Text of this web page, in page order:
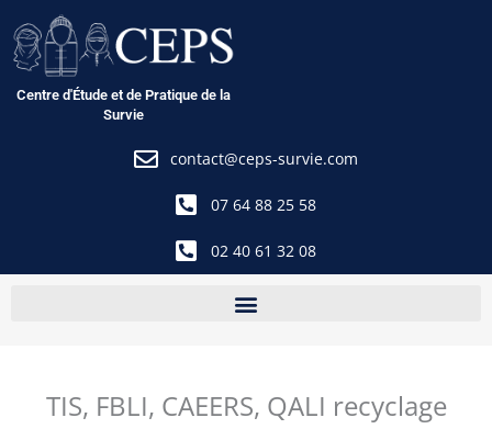
au
contenu
Centre d'Étude et de Pratique de la
Survie
contact@ceps-survie.com
07 64 88 25 58
02 40 61 32 08
TIS, FBLI, CAEERS, QALI recyclage